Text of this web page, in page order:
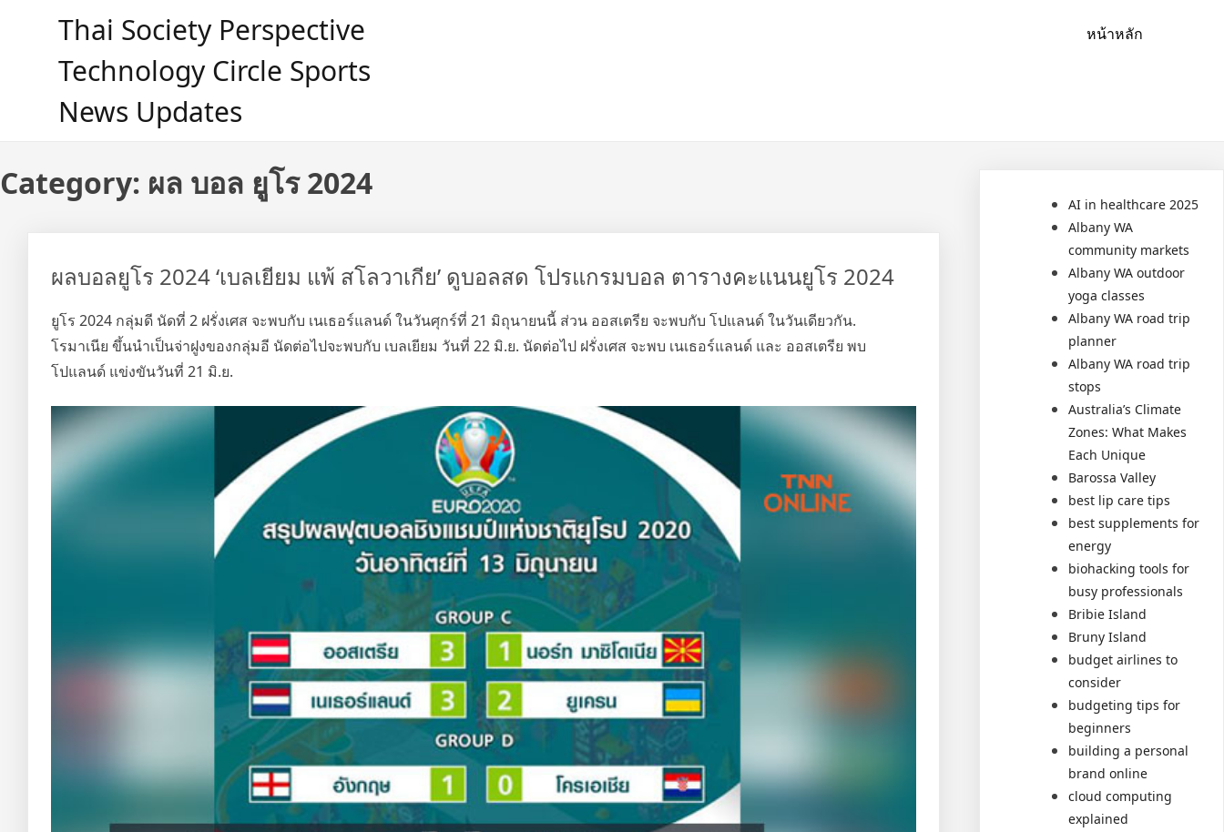
Thai Society Perspective
Technology Circle Sports
News Updates
หน้าหลัก
Category: ผล บอล ยูโร 2024
ผลบอลยูโร 2024 ‘เบลเยียม แพ้ สโลวาเกีย’ ดูบอลสด โปรแกรมบอล ตารางคะแนนยูโร 2024
ยูโร 2024 กลุ่มดี นัดที่ 2 ฝรั่งเศส จะพบกับ เนเธอร์แลนด์ ในวันศุกร์ที่ 21 มิถุนายนนี้ ส่วน ออสเตรีย จะพบกับ โปแลนด์ ในวันเดียวกัน.
โรมาเนีย ขึ้นนำเป็นจ่าฝูงของกลุ่มอี นัดต่อไปจะพบกับ เบลเยียม วันที่ 22 มิ.ย. นัดต่อไป ฝรั่งเศส จะพบ เนเธอร์แลนด์ และ ออสเตรีย พบ
โปแลนด์ แข่งขันวันที่ 21 มิ.ย.
AI in healthcare 2025
Albany WA
community markets
Albany WA outdoor
yoga classes
Albany WA road trip
planner
Albany WA road trip
stops
Australia’s Climate
Zones: What Makes
Each Unique
Barossa Valley
best lip care tips
best supplements for
energy
biohacking tools for
busy professionals
Bribie Island
Bruny Island
budget airlines to
consider
budgeting tips for
beginners
building a personal
brand online
cloud computing
explained